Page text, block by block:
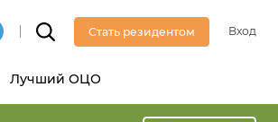
Стать резидентом Вход
Лучший ОЦО